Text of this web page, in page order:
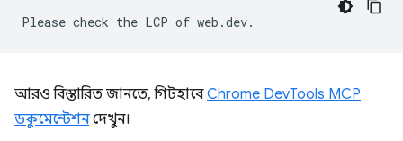
আরও বিস্তারিত জানতে, গিটহাবেChrome DevTools MCP
ডকুমেন্টেশনদেখুন।